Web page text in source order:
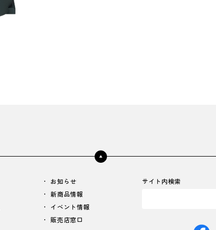
お知らせ
新商品情報
イベント情報
販売店窓口
サイト内検索